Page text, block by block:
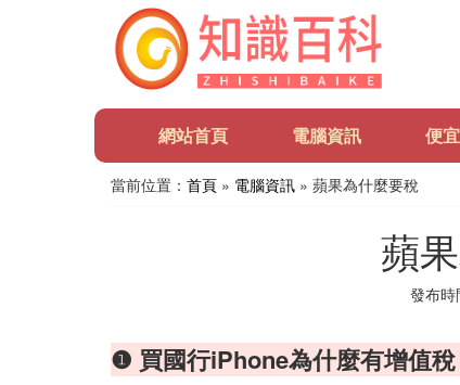
網站首頁 電腦資訊 便
當前位置： 首頁 » 電腦資訊 » 蘋果為什麼要稅
蘋
發布
❶ 買國行iPhone為什麼有增值